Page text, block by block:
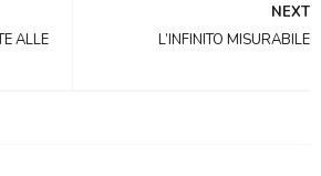
NEXT
L’INFINITO MISURABILE
ALLE